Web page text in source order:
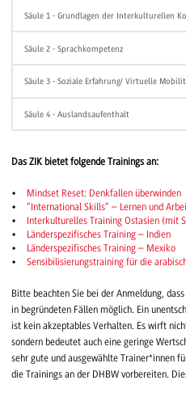
Säule 1 - Grundlagen der Interkulturellen
Säule 2 - Sprachkompetenz
Säule 3 - Soziale Erfahrung/ Virtuelle
Säule 4 - Auslandsaufenthalt
Das ZIK bietet folgende Trainings an:
Mindset Reset: Denkfallen überwinden
“International Skills“ – Lernen und
Interkulturelles Training Ostasien (mit
Länderspezifisches Training – Indien
Länderspezifisches Training – Mexiko
Sensibilisierungstraining für die
Bitte beachten Sie bei der Anmeldung,
in begründeten Fällen möglich. Ein
ist kein akzeptables Verhalten. Es wirft
sondern bedeutet auch eine geringe
sehr gute und ausgewählte Trainer*innen
die Trainings an der DHBW vorbereiten.